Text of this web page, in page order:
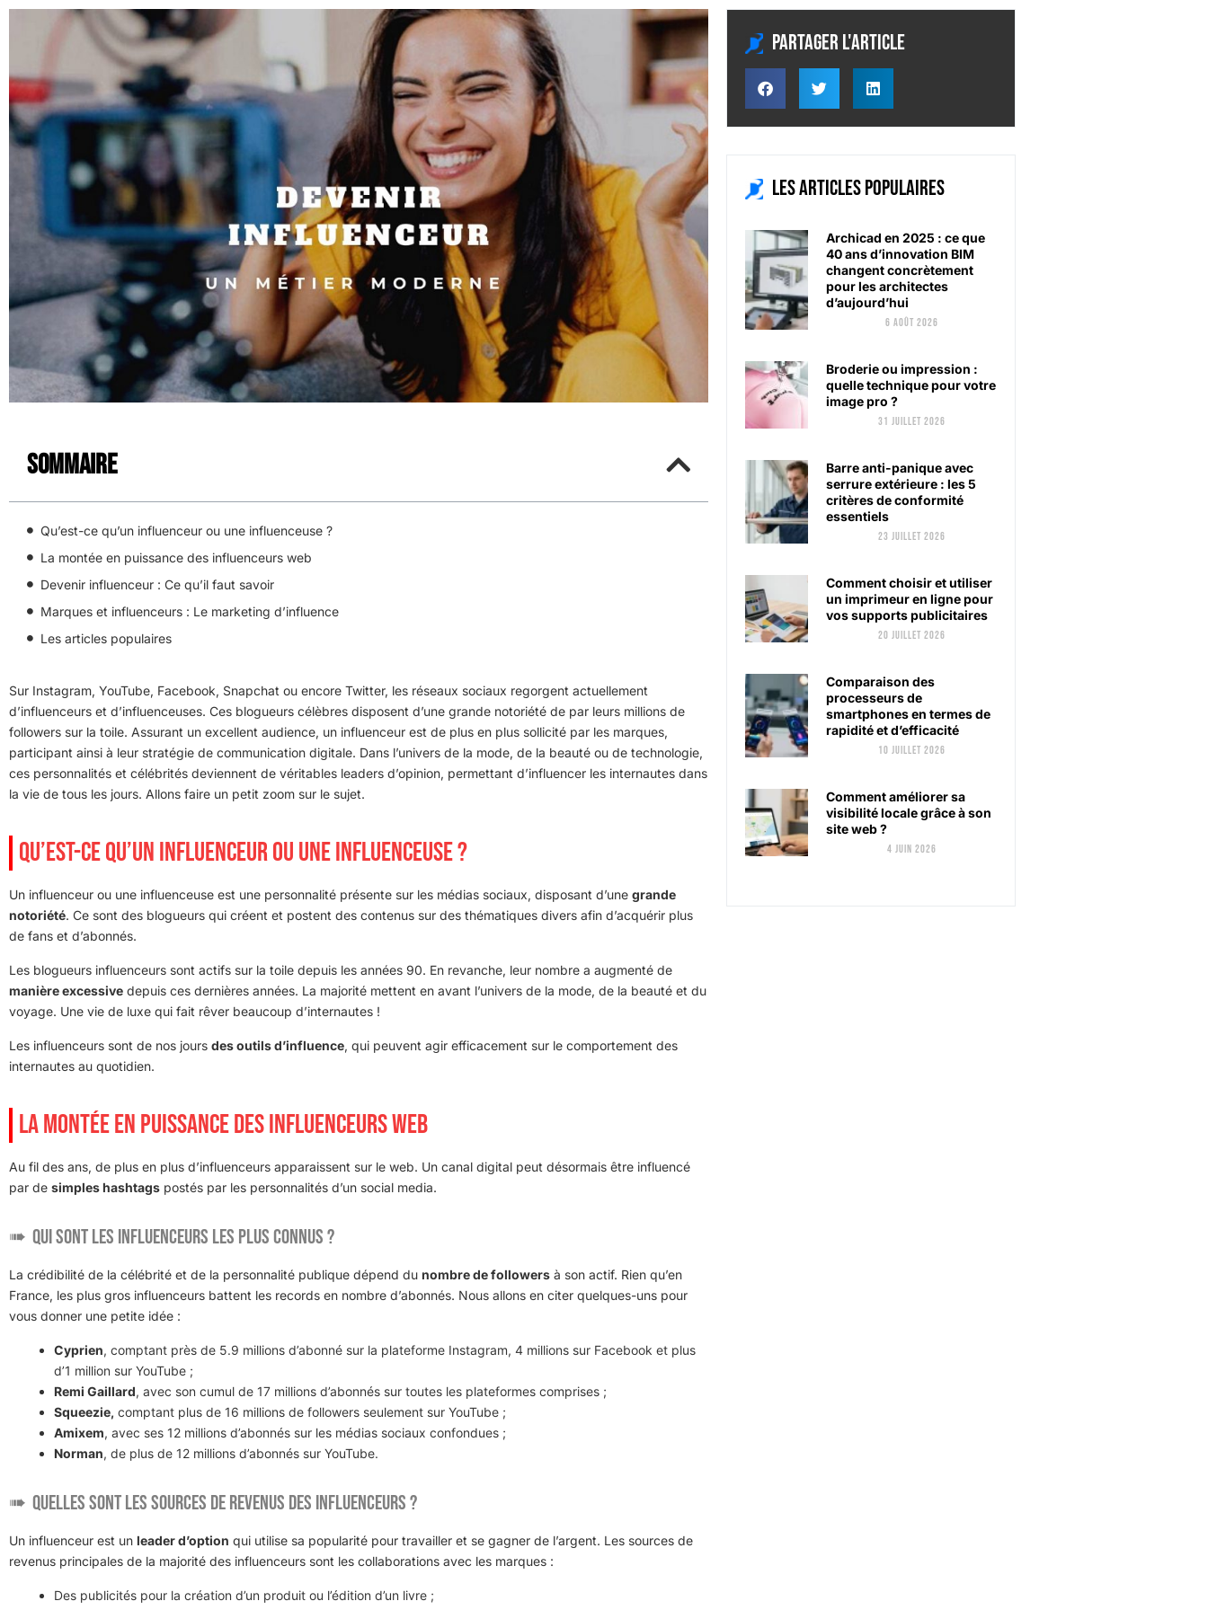
Sommaire
Qu’est-ce qu’un influenceur ou une influenceuse ?
La montée en puissance des influenceurs web
Devenir influenceur : Ce qu’il faut savoir
Marques et influenceurs : Le marketing d’influence
Les articles populaires
Sur Instagram, YouTube, Facebook, Snapchat ou encore Twitter, les réseaux sociaux regorgent actuellement
d’influenceurs et d’influenceuses. Ces blogueurs célèbres disposent d’une grande notoriété de par leurs millions de
followers sur la toile. Assurant un excellent audience, un influenceur est de plus en plus sollicité par les marques,
participant ainsi à leur stratégie de communication digitale. Dans l’univers de la mode, de la beauté ou de technologie,
ces personnalités et célébrités deviennent de véritables leaders d’opinion, permettant d’influencer les internautes dans
la vie de tous les jours. Allons faire un petit zoom sur le sujet.
QU’EST-CE QU’UN INFLUENCEUR OU UNE INFLUENCEUSE ?
Un influenceur ou une influenceuse est une personnalité présente sur les médias sociaux, disposant d’une grande
notoriété. Ce sont des blogueurs qui créent et postent des contenus sur des thématiques divers afin d’acquérir plus
de fans et d’abonnés.
Les blogueurs influenceurs sont actifs sur la toile depuis les années 90. En revanche, leur nombre a augmenté de
manière excessive depuis ces dernières années. La majorité mettent en avant l’univers de la mode, de la beauté et du
voyage. Une vie de luxe qui fait rêver beaucoup d’internautes !
Les influenceurs sont de nos jours des outils d’influence, qui peuvent agir efficacement sur le comportement des
internautes au quotidien.
LA MONTÉE EN PUISSANCE DES INFLUENCEURS WEB
Au fil des ans, de plus en plus d’influenceurs apparaissent sur le web. Un canal digital peut désormais être influencé
par de simples hashtags postés par les personnalités d’un social media.
Qui sont les influenceurs les plus connus ?
La crédibilité de la célébrité et de la personnalité publique dépend du nombre de followers à son actif. Rien qu’en
France, les plus gros influenceurs battent les records en nombre d’abonnés. Nous allons en citer quelques-uns pour
vous donner une petite idée :
Cyprien, comptant près de 5.9 millions d’abonné sur la plateforme Instagram, 4 millions sur Facebook et plus
d’1 million sur YouTube ;
Remi Gaillard, avec son cumul de 17 millions d’abonnés sur toutes les plateformes comprises ;
Squeezie, comptant plus de 16 millions de followers seulement sur YouTube ;
Amixem, avec ses 12 millions d’abonnés sur les médias sociaux confondues ;
Norman, de plus de 12 millions d’abonnés sur YouTube.
Quelles sont les sources de revenus des influenceurs ?
Un influenceur est un leader d’option qui utilise sa popularité pour travailler et se gagner de l’argent. Les sources de
revenus principales de la majorité des influenceurs sont les collaborations avec les marques :
Des publicités pour la création d’un produit ou l’édition d’un livre ;
Partager l'article
Les articles populaires
Archicad en 2025 : ce que
40 ans d’innovation BIM
changent concrètement
pour les architectes
d’aujourd’hui
6 août 2026
Broderie ou impression :
quelle technique pour votre
image pro ?
31 juillet 2026
Barre anti-panique avec
serrure extérieure : les 5
critères de conformité
essentiels
23 juillet 2026
Comment choisir et utiliser
un imprimeur en ligne pour
vos supports publicitaires
20 juillet 2026
Comparaison des
processeurs de
smartphones en termes de
rapidité et d’efficacité
10 juillet 2026
Comment améliorer sa
visibilité locale grâce à son
site web ?
4 juin 2026